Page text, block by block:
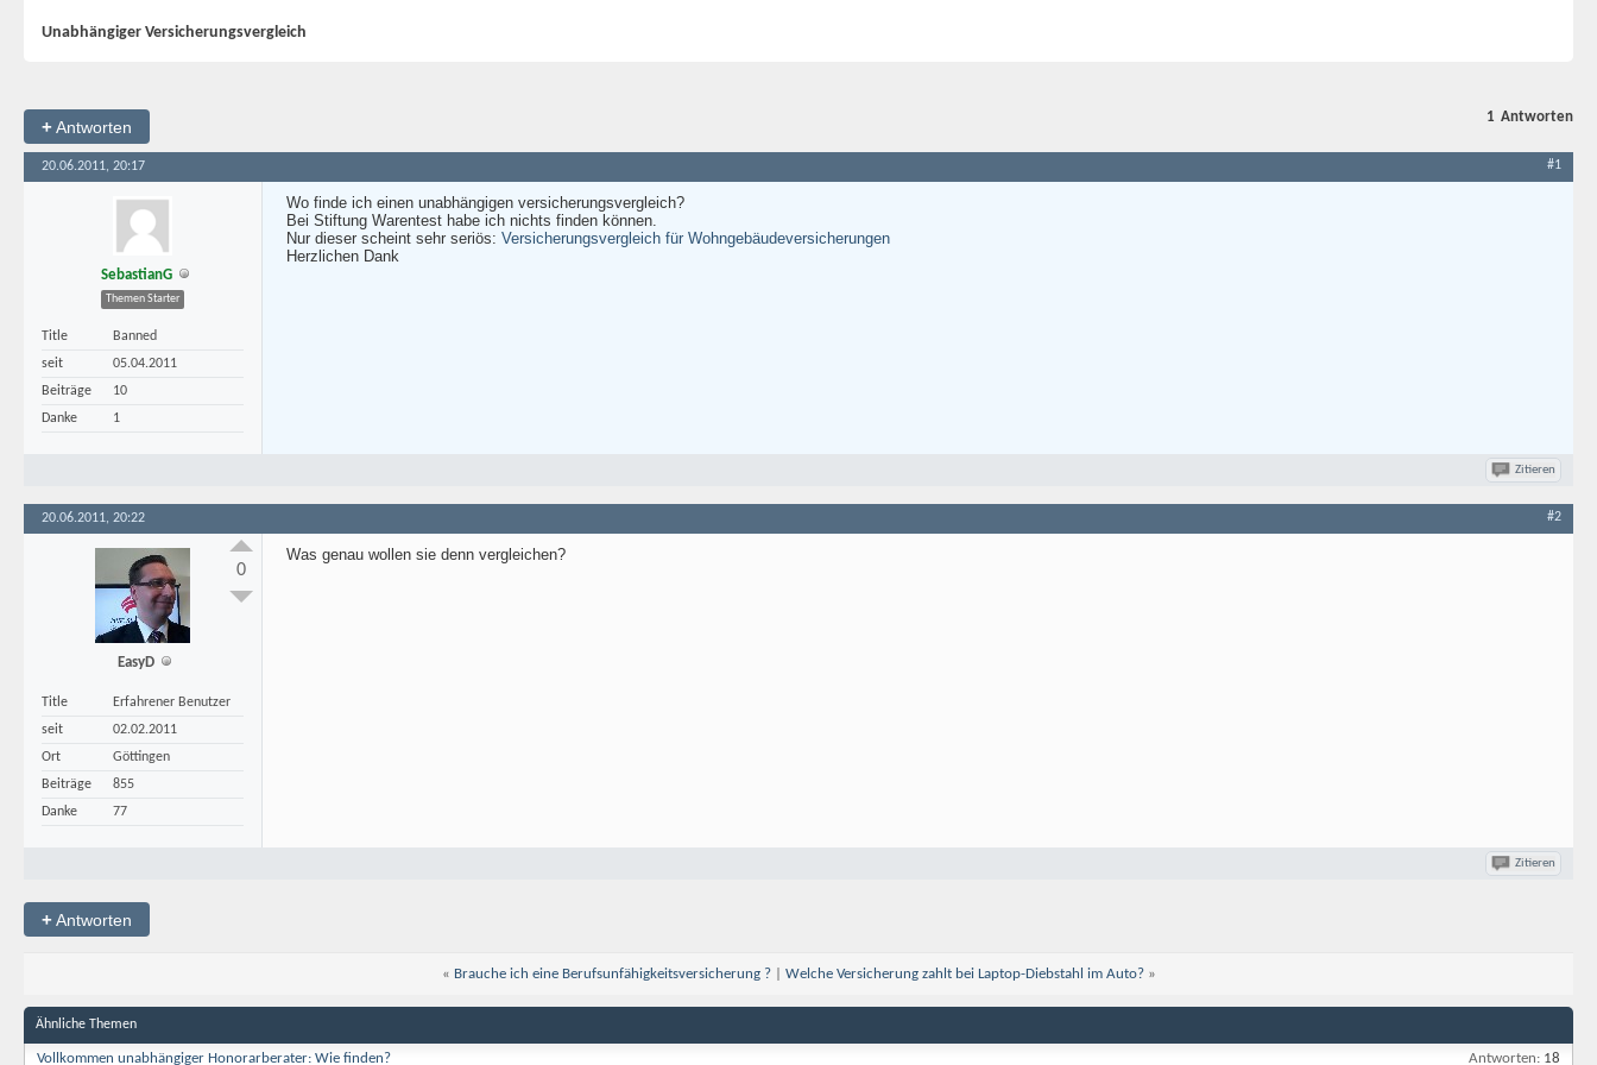
Unabhängiger Versicherungsvergleich
+Antworten
1 Antworten
20.06.2011, 20:17 #1
SebastianG
Themen Starter
Title
Banned
seit
05.04.2011
Beiträge
10
Danke
1
Wo finde ich einen unabhängigen versicherungsvergleich?
Bei Stiftung Warentest habe ich nichts finden können.
Nur dieser scheint sehr seriös: Versicherungsvergleich für Wohngebäudeversicherungen
Herzlichen Dank
Zitieren
20.06.2011, 20:22 #2
EasyD
Title
Erfahrener Benutzer
seit
02.02.2011
Ort
Göttingen
Beiträge
855
Danke
77
0
Was genau wollen sie denn vergleichen?
Zitieren
+Antworten
« Brauche ich eine Berufsunfähigkeitsversicherung ?| Welche Versicherung zahlt bei Laptop-Diebstahl im Auto? »
Ähnliche Themen
Vollkommen unabhängiger Honorarberater: Wie finden? Antworten: 18